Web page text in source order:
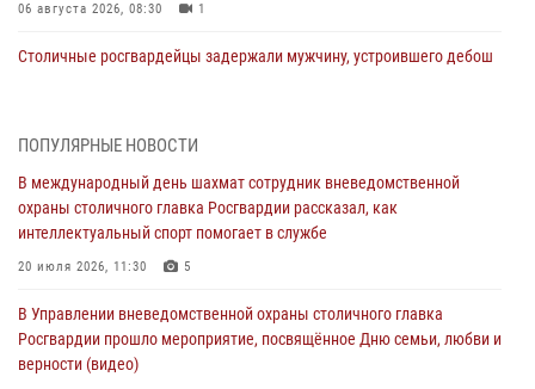
06 августа 2026, 08:30 1
Столичные росгвардейцы задержали мужчину, устроившего дебош
футбольного матча Кубка России (Видео)
05 августа 2026, 12:35
Делегация МВД Республики Беларусь ознакомилась с передовыми
04 августа 2026, 18:16
В столичном главке Росгвардии завершился чемпионат по самбо и
ПОПУЛЯРНЫЕ НОВОСТИ
В международный день шахмат сотрудник вневедомственной
охраны столичного главка Росгвардии рассказал, как
интеллектуальный спорт помогает в службе
20 июля 2026, 11:30 5
В Управлении вневедомственной охраны столичного главка
Росгвардии прошло мероприятие, посвящённое Дню семьи, любви и
верности (видео)